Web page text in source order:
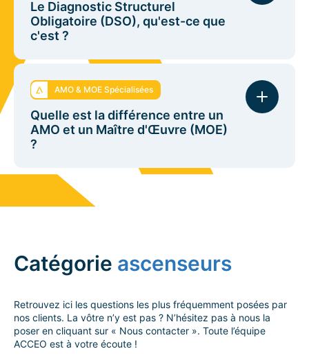
Le Diagnostic Structurel
Obligatoire (DSO), qu'est-ce que
c'est ?
Instauré par la loi "Habitat Dégradé" d'avril 2024, le
DSO contrôle la solidité des immeubles collectifs de
plus de 15 ans situés dans des zones ciblées par
renouvellement tous les 10 ans.
AMO & MOE Spécialisées
Quelle est la différence entre un
AMO et un Maître d'Œuvre (MOE)
?
L'AMO a un rôle de conseil : il vous assiste sur le
montage financier, administratif et social de votre
projet. Le Maître d'Œuvre (MOE), quant à lui, conçoit
Catégorie ascenseurs
Retrouvez ici les questions les plus fréquemment posées par
nos clients. La vôtre n’y est pas ? N’hésitez pas à nous la
poser en cliquant sur « Nous contacter ». Toute l’équipe
ACCEO est à votre écoute !